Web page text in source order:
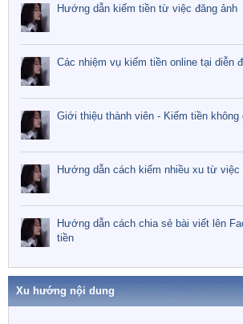
Hướng dẫn kiếm tiền từ việc đăng ảnh
Các nhiệm vụ kiếm tiền online tại diễn
Giới thiệu thành viên - Kiếm tiền không
Hướng dẫn cách kiếm nhiều xu từ việc
Hướng dẫn cách chia sẻ bài viết lên
tiền
Xu hướng nội dung